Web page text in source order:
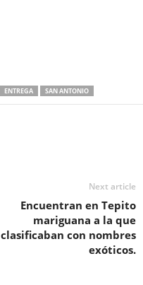
ENTREGA SAN ANTONIO
Next article
Encuentran en Tepito
mariguana a la que
clasificaban con nombres
exóticos.